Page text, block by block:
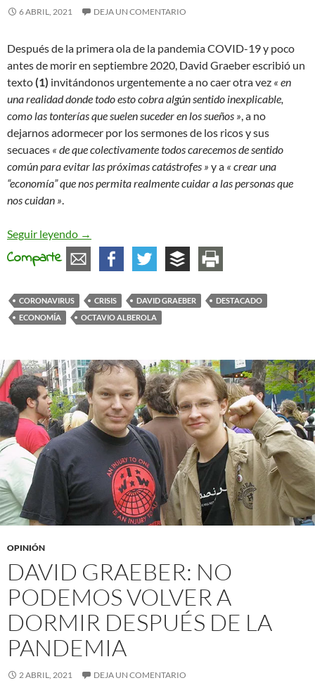
6 ABRIL, 2021 DEJA UN COMENTARIO
Después de la primera ola de la pandemia COVID-19 y poco
antes de morir en septiembre 2020, David Graeber escribió un
texto(1) invitándonos urgentemente a no caer otra vez « en
una realidad donde todo esto cobra algún sentido inexplicable,
como las tonterías que suelen suceder en los sueños », a no
dejarnos adormecer por los sermones de los ricos y sus
secuaces « de que colectivamente todos carecemos de sentido
común para evitar las próximas catástrofes » y a « crear una
“economía” que nos permita realmente cuidar a las personas que
nos cuidan ».
Seguir leyendo ¿Y si decidimos no ser cómplices?
→
Comparte
CORONAVIRUS CRISIS DAVID GRAEBER
DESTACADO
ECONOMÍA
OCTAVIO ALBEROLA
OPINIÓN
DAVID GRAEBER: NO
PODEMOS VOLVER A
DORMIR DESPUÉS DE LA
PANDEMIA
2 ABRIL, 2021 DEJA UN COMENTARIO